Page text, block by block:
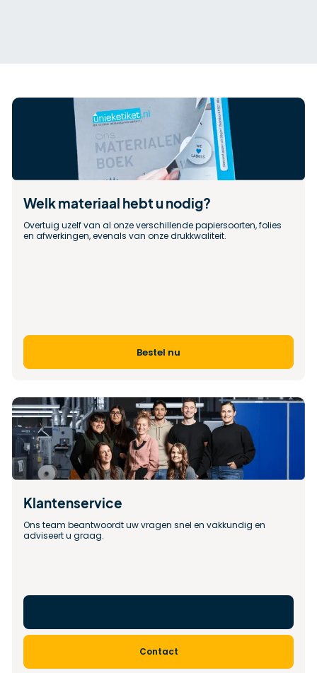
Welk materiaal hebt u nodig?
Overtuig uzelf van al onze verschillende papiersoorten, folies
en afwerkingen, evenals van onze drukkwaliteit.
Bestel nu
Klantenservice
Ons team beantwoordt uw vragen snel en vakkundig en
adviseert u graag.
Contact